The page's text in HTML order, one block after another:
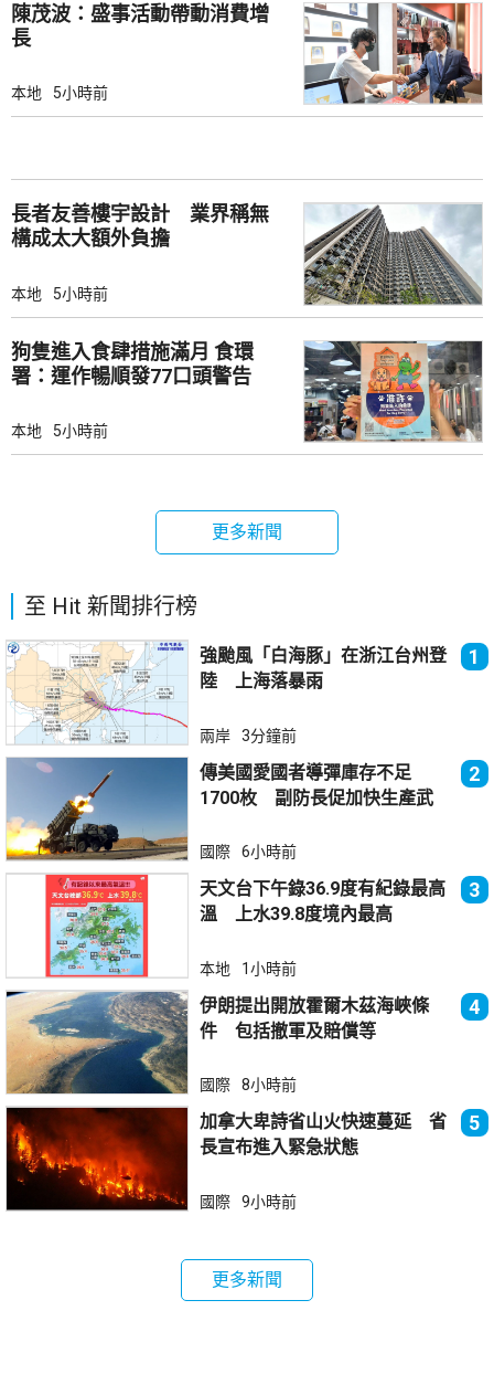
陳茂波：盛事活動帶動消費增
長
本地 5小時前
長者友善樓宇設計 業界稱無
構成太大額外負擔
本地 5小時前
狗隻進入食肆措施滿月 食環
署：運作暢順發77口頭警告
本地 5小時前
更多新聞
至 Hit 新聞排行榜
強颱風「白海豚」在浙江台州登
陸 上海落暴雨
1
兩岸 3分鐘前
傳美國愛國者導彈庫存不足
1700枚 副防長促加快生產武
2
國際 6小時前
天文台下午錄36.9度有紀錄最高
溫 上水39.8度境內最高
3
本地 1小時前
伊朗提出開放霍爾木茲海峽條
件 包括撤軍及賠償等
4
國際 8小時前
加拿大卑詩省山火快速蔓延 省
長宣布進入緊急狀態
5
國際 9小時前
更多新聞